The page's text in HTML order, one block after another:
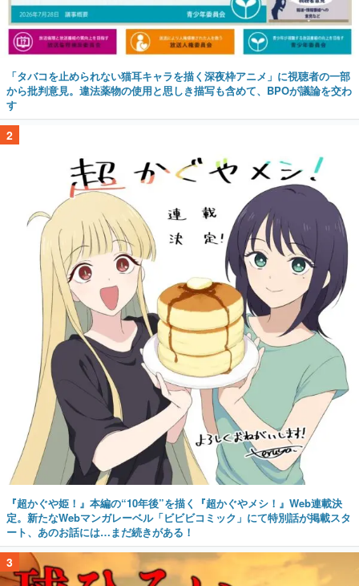
「タバコを止められない猫耳キャラを描く深夜枠アニメ」に視聴者の一部
から批判意見。違法薬物の使用と思しき描写も含めて、BPOが議論を交わ
す
2
『超かぐや姫！』本編の“10年後”を描く『超かぐやメシ！』Web連載決
定。新たなWebマンガレーベル「ビビビコミック」にて特別話が掲載スタ
ート、あのお話には…まだ続きがある！
3